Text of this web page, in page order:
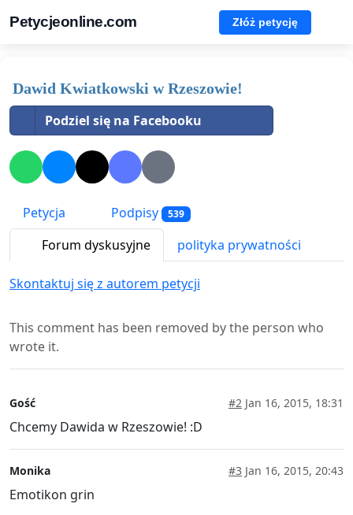
Petycjeonline.com Złóż petycję
Dawid Kwiatkowski w Rzeszowie!
Podziel się na Facebooku
Petycja Podpisy 539
Forum dyskusyjne polityka prywatności
Skontaktuj się z autorem petycji
This comment has been removed by the person who
wrote it.
Gość #2 Jan 16, 2015, 18:31
Chcemy Dawida w Rzeszowie! :D
Monika #3 Jan 16, 2015, 20:43
Emotikon grin